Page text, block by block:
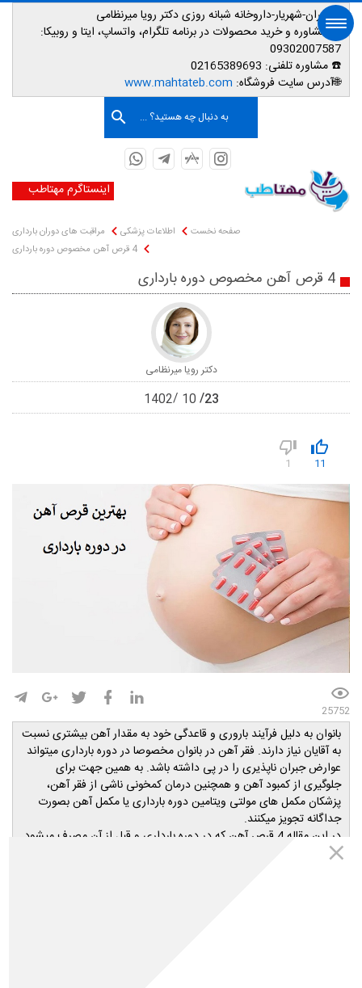
📌تهران-شهریار-داروخانه شبانه روزی دکتر رویا میرنظامی
📱مشاوره و خرید محصولات در برنامه تلگرام، واتساپ، ایتا و روبیکا:
09302007587
☎️ مشاوره تلفنی:
🌐آدرس سایت فروشگاه: www.mahtateb.com
به دنبال چه هستید؟ ...
اینستاگرم مهتاطب
صفحه نخست اطلاعات پزشکی
مراقبت های دوران بارداری
4 قرص آهن مخصوص دوره بارداری
4 قرص آهن مخصوص دوره بارداری
دکتر رویا میرنظامی
23
10
1402
11
1
25752
بانوان به دلیل فرآیند باروری و قاعدگی خود به مقدار آهن بیشتری نسبت
به آقایان نیاز دارند. فقر آهن در بانوان مخصوصا در دوره بارداری میتواند
عوارض جبران ناپذیری را در پی داشته باشد. به همین جهت برای
جلوگیری از کمبود آهن و همچنین درمان کمخونی ناشی از فقر آهن،
پزشکان مکمل های مولتی ویتامین دوره بارداری یا مکمل آهن بصورت
جداگانه تجویز میکنند.
در این مقاله 4 قرص آهن که در دوره بارداری و قبل از آن مصرف میشود
را معرفی و مورد مقایسه قرار میدهیم. همچنین در مورد علائم و عوارض